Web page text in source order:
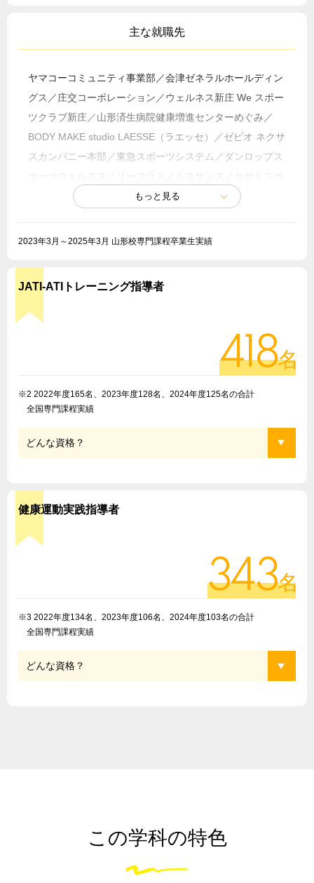
主な就職先
ヤマコーコミュニティ事業部／会津ゼネラルホールディン
グス／庄交コーポレーション／ウェルネス新庄 We スポー
ツクラブ新庄／山形済生病院健康増進センターめぐみ／
BODY MAKE studio LAESSE（ラエッセ）／ゼビオ ネクサ
スカンパニー本部／東急スポーツシステム／ダンロップス
ーツクラブ／野村不動産ライフ＆スポーツ／グラン・スポ
育研究所／井上メンズカーブス／蔵王ライザワールド／吾
営業職などを中心に、メーカーやサービス業界など多
2023年3月～2025年3月 山形校専門課程卒業生実績
JATI-ATIトレーニング指導者
418名
※2 2022年度165名、2023年度128名、2024年度125名の合計
全国専門課程実績
どんな資格？
健康運動実践指導者
343名
※3 2022年度134名、2023年度106名、2024年度103名の合計
全国専門課程実績
どんな資格？
この学科の特色